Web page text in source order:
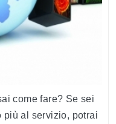
come fare? Se sei
più al servizio, potrai